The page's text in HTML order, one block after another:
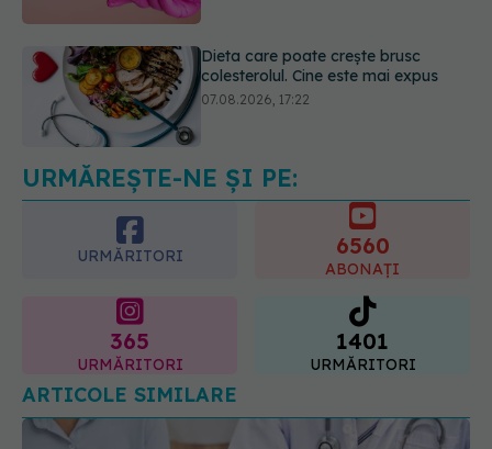
Ceaiul care ajută organismul să
lupte cu inflamația. Poate regla
URMĂREȘTE-NE ȘI PE:
URMĂRITORI 6560
ABONAȚI
365
URMĂRITORI
1401
URMĂRITORI
ARTICOLE SIMILARE